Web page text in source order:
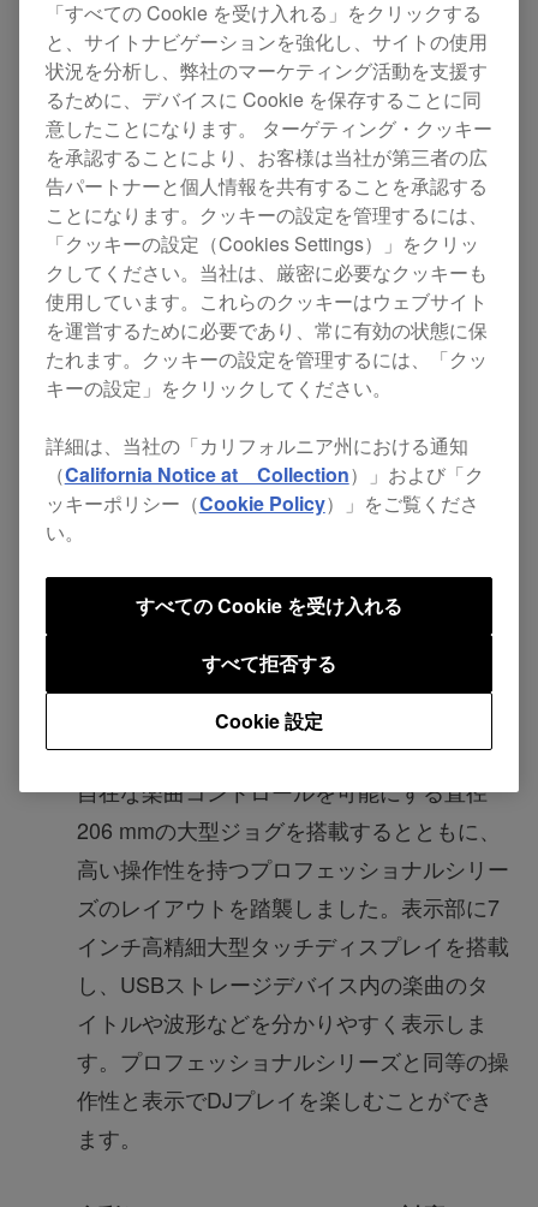
「CDJ-2000NXS2」(2016年2月発売)と同様に
FLAC/Apple Losslessの再生に対応したほか、楽
曲管理アプリケーション「rekordbox™」で管理
している楽曲を素早く探し出せる「TRACK
FILTER」や「MATCHING」などの選曲機能を新
たに搭載しています。
また、楽曲の任意の位置から瞬時に再生できる
「HOT CUE」が最大8箇所まで使用可能になった
ほか、当社製「DDJ-SP1」を接続すれば、大型パ
ッドを使って本機のパフォーマンス機能を操作で
商品の詳細はこちらをご覧ください。
主な特長
プロフェッショナルシリーズの高い操作性
と、楽曲のタイトルや波形を瞬時に把握でき
る表示部を踏襲
自在な楽曲コントロールを可能にする直径
206 mmの大型ジョグを搭載するとともに、
高い操作性を持つプロフェッショナルシリー
ズのレイアウトを踏襲しました。表示部に7
インチ高精細大型タッチディスプレイを搭載
し、USBストレージデバイス内の楽曲のタ
イトルや波形などを分かりやすく表示しま
す。プロフェッショナルシリーズと同等の操
作性と表示でDJプレイを楽しむことができ
ます。
「すべての Cookie を受け入れる」をクリックする
と、サイトナビゲーションを強化し、サイトの使用
状況を分析し、弊社のマーケティング活動を支援す
るために、デバイスに Cookie を保存することに同
意したことになります。 ターゲティング・クッキー
を承認することにより、お客様は当社が第三者の広
告パートナーと個人情報を共有することを承認する
ことになります。クッキーの設定を管理するには、
「クッキーの設定（Cookies Settings）」をクリッ
クしてください。当社は、厳密に必要なクッキーも
使用しています。これらのクッキーはウェブサイト
を運営するために必要であり、常に有効の状態に保
たれます。クッキーの設定を管理するには、「クッ
キーの設定」をクリックしてください。
詳細は、当社の「カリフォルニア州における通知
（California Notice at Collection）」および「ク
ッキーポリシー（Cookie Policy）」をご覧くださ
い。
Cookie 設定
すべて拒否する
すべての Cookie を受け入れる